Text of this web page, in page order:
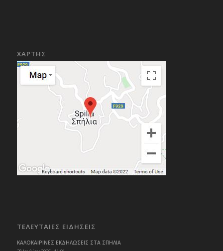
ΧΑΡΤΗΣ
ΤΕΛΕΥΤΑΙΕΣ ΕΙΔΗΣΕΙΣ
ΚΑΛΟΚΑΙΡΙΝΕΣ ΕΚΔΗΛΩΣΕΙΣ ΣΤΑ ΣΠΗΛΙΑ